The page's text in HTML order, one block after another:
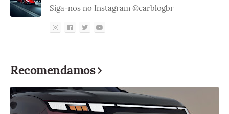
Siga-nos no Instagram @carblogbr
Recomendamos